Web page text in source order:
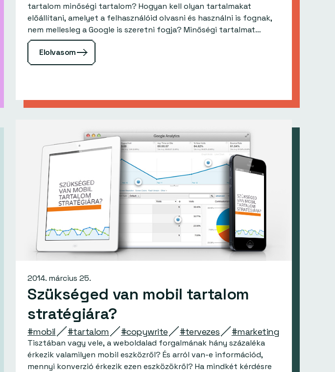
tartalom minőségi tartalom? Hogyan kell olyan tartalmakat
előállítani, amelyet a felhasználóid olvasni és használni is fognak,
nem mellesleg a Google is szeretni fogja? Minőségi tartalmat…
Elolvasom
2014. március 25.
Szükséged van mobil tartalom
stratégiára?
#mobil #tartalom #copywrite #tervezes #marketing
Tisztában vagy vele, a weboldalad forgalmának hány százaléka
érkezik valamilyen mobil eszközről? És arról van-e információd,
mennyi konverzió érkezik ezen eszközökről? Ha mindkét kérdésre